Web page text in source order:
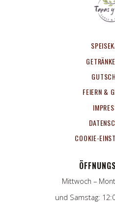
FEIERN &
COOKIE-
Mittwoch –
und Samstag: